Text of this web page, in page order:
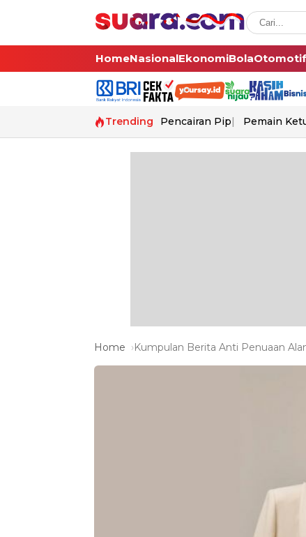
HomeNasionalEkonomiBolaOtomotif
Trending Pencairan Pip Pemain
Home Kumpulan Berita Anti Penuaan